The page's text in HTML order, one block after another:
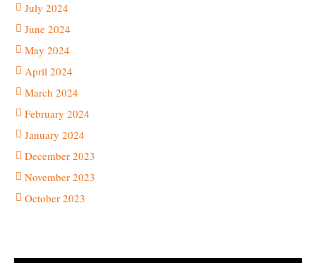
July 2024
June 2024
May 2024
April 2024
March 2024
February 2024
January 2024
December 2023
November 2023
October 2023